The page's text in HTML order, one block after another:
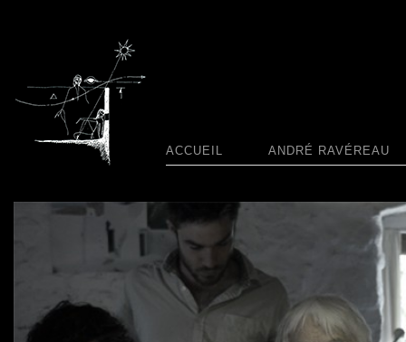
ACCUEIL ANDRÉ RAVÉREAU